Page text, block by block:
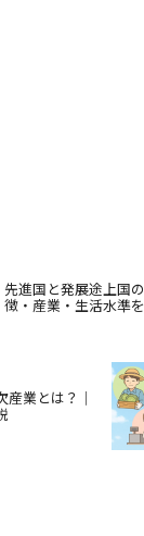
先進国と発展途上国
徴・産業・生活水準
業とは？｜